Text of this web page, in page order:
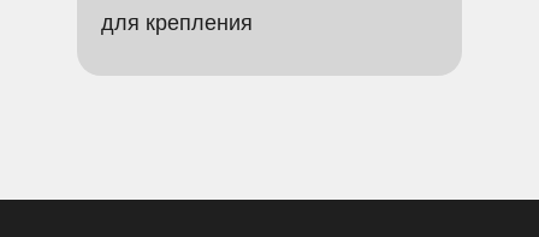
для крепления